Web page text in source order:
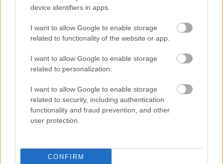
device identifiers in apps.
I want to allow Google to enable storage
related to functionality of the website or app.
I want to allow Google to enable storage
related to personalization.
I want to allow Google to enable storage
related to security, including authentication
functionality and fraud prevention, and other
user protection.
CONFIRM
söpörd a szőnyeg alá